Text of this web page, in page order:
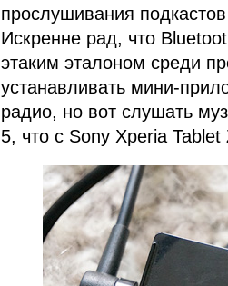
прослушивания
Искренне рад, что
этаким эталоном среди
устанавливать мини-
радио, но вот слушать
5, что с Sony Xperia